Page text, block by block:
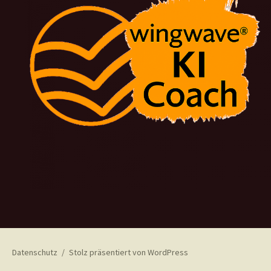
Datenschutz Stolz präsentiert von WordPress